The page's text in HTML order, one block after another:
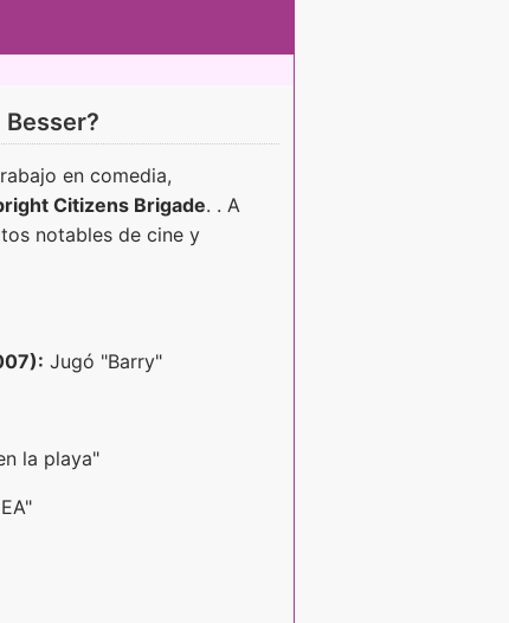
en comedia,
Citizens Brigade. . A
notables de cine y
Jugó "Barry"
la playa"